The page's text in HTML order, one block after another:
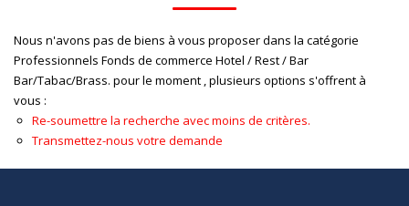
Nous n'avons pas de biens à vous proposer dans la catégorie
Professionnels Fonds de commerce Hotel / Rest / Bar
Bar/Tabac/Brass. pour le moment , plusieurs options s'offrent à
vous :
Re-soumettre la recherche avec moins de critères.
Transmettez-nous votre demande